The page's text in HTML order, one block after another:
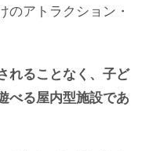
のアトラクション・
れることなく、子ど
べる屋内型施設であ